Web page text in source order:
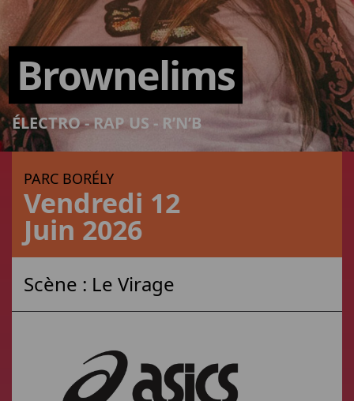
Brownelims
ÉLECTRO - RAP US - R’N’B
PARC BORÉLY
Vendredi 12
Juin 2026
Scène : Le Virage